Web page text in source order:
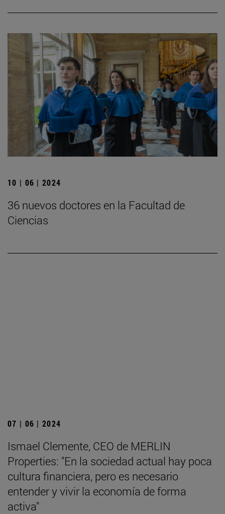
10 | 06 | 2024
36 nuevos doctores en la Facultad de
Ciencias
07 | 06 | 2024
Ismael Clemente, CEO de MERLIN
Properties: "En la sociedad actual hay poca
cultura financiera, pero es necesario
entender y vivir la economía de forma
activa"